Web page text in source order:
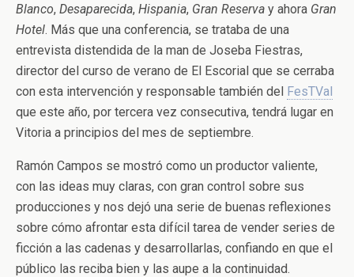
Blanco, Desaparecida, Hispania, Gran Reserva y ahora Gran
Hotel. Más que una conferencia, se trataba de una
entrevista distendida de la man de Joseba Fiestras,
director del curso de verano de El Escorial que se cerraba
con esta intervención y responsable también del FesTVal
que este año, por tercera vez consecutiva, tendrá lugar en
Vitoria a principios del mes de septiembre.
Ramón Campos se mostró como un productor valiente,
con las ideas muy claras, con gran control sobre sus
producciones y nos dejó una serie de buenas reflexiones
sobre cómo afrontar esta difícil tarea de vender series de
ficción a las cadenas y desarrollarlas, confiando en que el
público las reciba bien y las aupe a la continuidad.